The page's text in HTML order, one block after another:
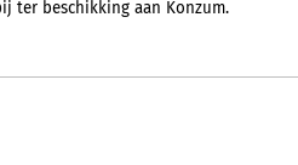
ter beschikking aan Konzum.